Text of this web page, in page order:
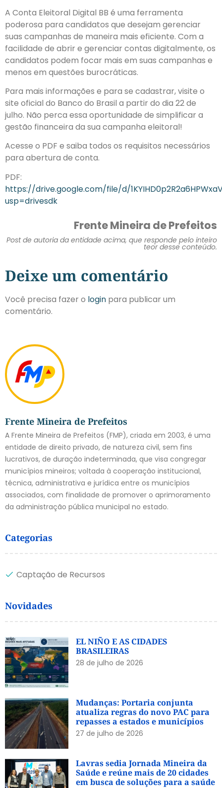
Frente Mineira de Prefeitos
A Frente Mineira de Prefeitos (FMP), criada em 2003, é uma
entidade de direito privado, de natureza civil, sem fins
lucrativos, de duração indeterminada, que visa congregar
municípios mineiros; voltada à cooperação institucional,
técnica, administrativa e jurídica entre os municípios
associados, com finalidade de promover o aprimoramento
da administração pública municipal no estado.
Categorias
Captação de Recursos
Novidades
EL NIÑO E AS CIDADES
BRASILEIRAS
28 de julho de 2026
Mudanças: Portaria conjunta
atualiza regras do novo PAC para
repasses a estados e municípios
27 de julho de 2026
Lavras sedia Jornada Mineira da
Saúde e reúne mais de 20 cidades
em busca de soluções para a saúde
A Conta Eleitoral Digital BB é uma ferramenta
poderosa para candidatos que desejam gerenciar
suas campanhas de maneira mais eficiente. Com a
facilidade de abrir e gerenciar contas digitalmente, os
candidatos podem focar mais em suas campanhas e
menos em questões burocráticas.
Para mais informações e para se cadastrar, visite o
site oficial do Banco do Brasil a partir do dia 22 de
julho. Não perca essa oportunidade de simplificar a
gestão financeira da sua campanha eleitoral!
Acesse o PDF e saiba todos os requisitos necessários
para abertura de conta.
PDF:
https://drive.google.com/file/d/
usp=drivesdk
Frente Mineira de Prefeitos
Post de autoria da entidade acima, que responde pelo inteiro
teor desse conteúdo.
Deixe um comentário
Você precisa fazer o login para publicar um
comentário.